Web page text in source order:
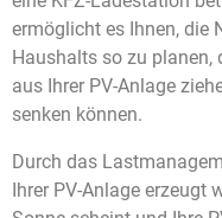
ermöglicht es Ihnen, die
Haushalts so zu
aus Ihrer PV-Anlage
senken können.
Durch das
Ihrer PV-Anlage erzeugt